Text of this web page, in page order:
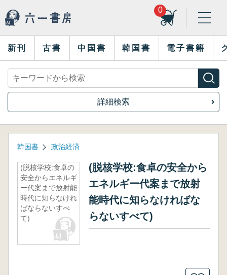
0
新刊 古書 中国書 韓国書 電子書籍
詳細検索
韓国書 政治経済
(脱核学校:食卓の
安全からエネルギ
ー代案まで放射能
時代に知らなけれ
ばならないすべ
て)
(脱核学校:食卓の安全から
エネルギー代案まで放射
能時代に知らなければな
らないすべて)